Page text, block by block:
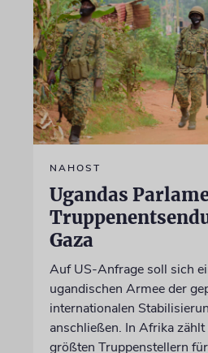
NAHOST
Ugandas
Gaza
Auf US-Anfrage soll sich
ugandischen Armee der
internationalen
anschließen. In Afrika zählt
größten Truppenstellern für